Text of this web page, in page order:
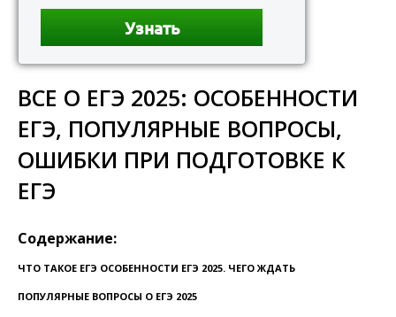
ВСЕ О ЕГЭ 2025: ОСОБЕННОСТИ
ЕГЭ, ПОПУЛЯРНЫЕ ВОПРОСЫ,
ОШИБКИ ПРИ ПОДГОТОВКЕ К
ЕГЭ
Содержание:
ЧТО ТАКОЕ ЕГЭ ОСОБЕННОСТИ ЕГЭ 2025. ЧЕГО ЖДАТЬ
ПОПУЛЯРНЫЕ ВОПРОСЫ О ЕГЭ 2025